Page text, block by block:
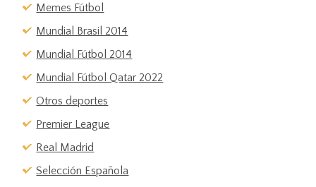
Memes Fútbol
Mundial Brasil 2014
Mundial Fútbol 2014
Mundial Fútbol Qatar 2022
Otros deportes
Premier League
Real Madrid
Selección Española